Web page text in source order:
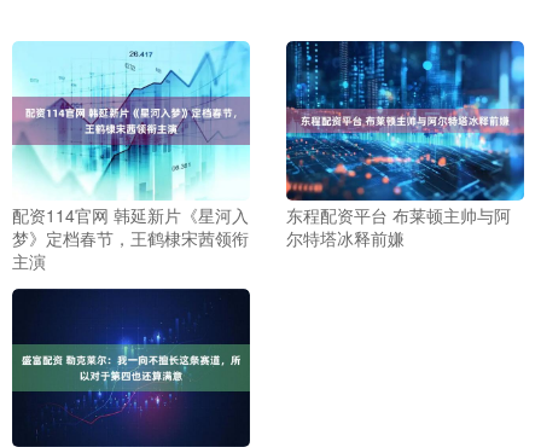
配资114官网 韩延新片《星河入
梦》定档春节，王鹤棣宋茜领衔
主演
东程配资平台 布莱顿主帅与阿
尔特塔冰释前嫌